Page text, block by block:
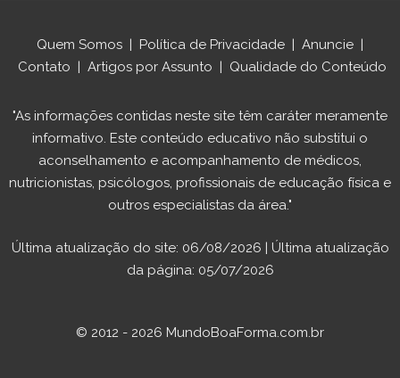
Quem Somos | Política de Privacidade | Anuncie |
Contato | Artigos por Assunto | Qualidade do Conteúdo
"As informações contidas neste site têm caráter meramente
informativo. Este conteúdo educativo não substitui o
aconselhamento e acompanhamento de médicos,
nutricionistas, psicólogos, profissionais de educação física e
outros especialistas da área."
Última atualização do site: 06/08/2026 | Última atualização
da página: 05/07/2026
© 2012 - 2026 MundoBoaForma.com.br